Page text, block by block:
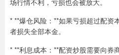
场行情不利，亏损也会被放大。
* **爆仓风险：**如果亏损超过配资
者损失全部本金。
* **利息成本：**配资炒股需要向券